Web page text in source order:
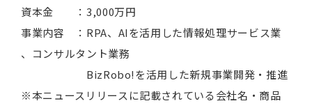
資本金 ：3,000万円
事業内容 ：RPA、AIを活用した情報処理サービス業
、コンサルタント業務
BizRobo!を活用した新規事業開発・推進
※本ニュースリリースに記載されている会社名・商品